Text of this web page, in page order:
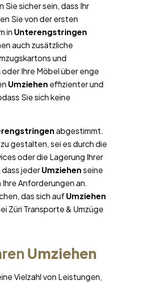
sicher sein, dass Ihr
Sie von der ersten
in Unterengstringen
auch zusätzliche
und
Ihre Möbel über enge
Umziehen effizienter und
Sie sich keine
abgestimmt.
gestalten, sei es durch die
oder die Lagerung Ihrer
jederUmziehenseine
Anforderungen an.
das sich aufUmziehen
Züri Transporte & Umzüge
Umziehen
Vielzahl von Leistungen,